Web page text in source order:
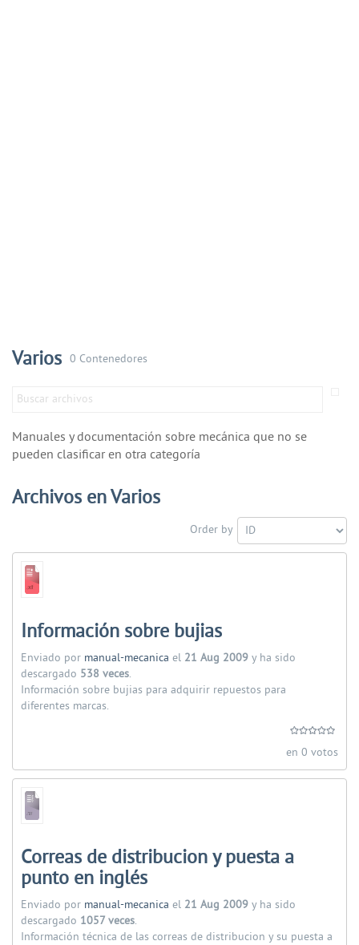
Varios 0 Contenedores
Manuales y documentación sobre mecánica que no se
pueden clasificar en otra categoría
Archivos en Varios
Order by
Información sobre bujias
Enviado por manual-mecanica el 21 Aug 2009 y ha sido
descargado 538 veces.
Información sobre bujias para adquirir repuestos para
diferentes marcas.
en 0 votos
Correas de distribucion y puesta a
punto en inglés
Enviado por manual-mecanica el 21 Aug 2009 y ha sido
descargado 1057 veces.
Información técnica de las correas de distribucion y su puesta a